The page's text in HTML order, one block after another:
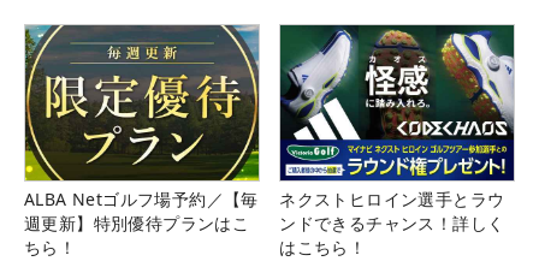
ALBA Netゴルフ場予約／【毎
週更新】特別優待プランはこ
ちら！
ネクストヒロイン選手とラウ
ンドできるチャンス！詳しく
はこちら！